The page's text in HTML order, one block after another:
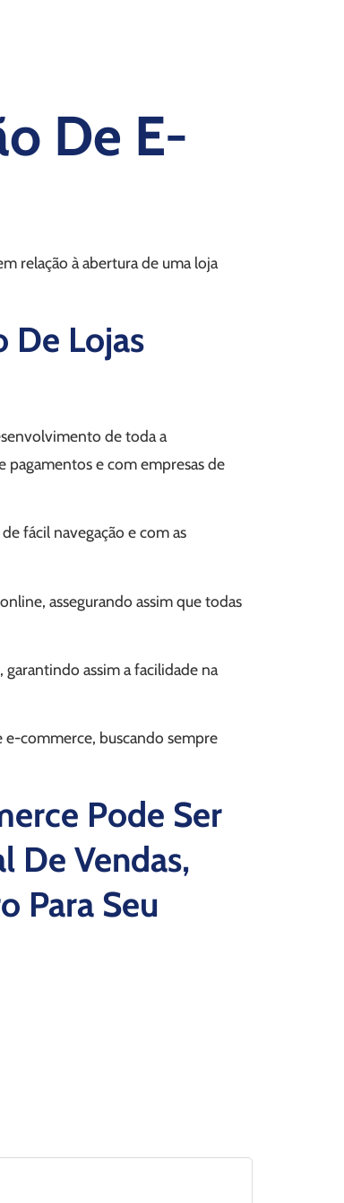
De E-
relação à abertura de uma loja
De Lojas
de toda a
pagamentos e com empresas de
fácil navegação e com as
assegurando assim que todas
assim a facilidade na
commerce, buscando sempre
Pode Ser
De Vendas,
Para Seu